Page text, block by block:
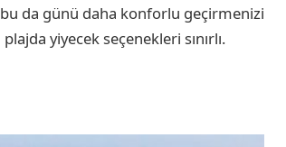
da günü daha konforlu geçirmenizi
yiyecek seçenekleri sınırlı.